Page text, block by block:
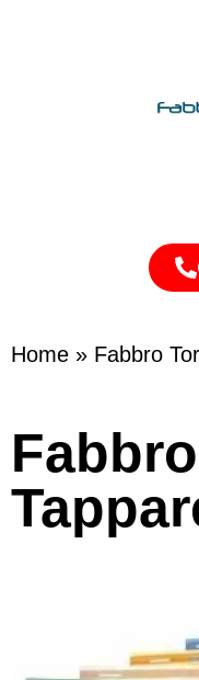
Home » Fabbro